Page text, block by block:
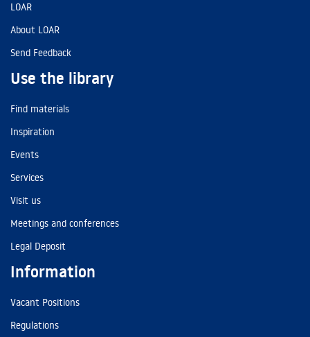
LOAR
About LOAR
Send Feedback
Use the library
Find materials
Inspiration
Events
Services
Visit us
Meetings and conferences
Legal Deposit
Information
Vacant Positions
Regulations